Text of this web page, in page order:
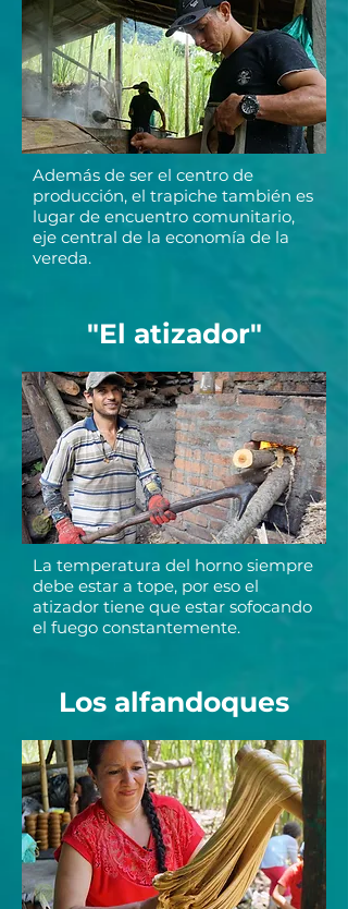
Además de ser el centro de
producción, el trapiche también es
lugar de encuentro comunitario,
eje central de la economía de la
vereda.
"El atizador"
La temperatura del horno siempre
debe estar a tope, por eso el
atizador tiene que estar sofocando
el fuego constantemente.
Los alfandoques